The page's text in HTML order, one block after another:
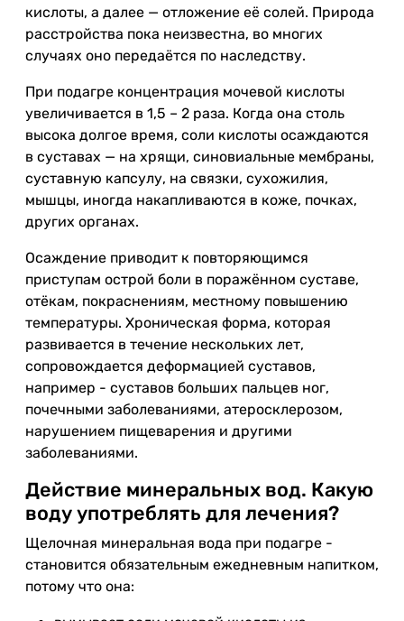
кислоты, а далее — отложение её солей. Природа
расстройства пока неизвестна, во многих
случаях оно передаётся по наследству.
При подагре концентрация мочевой кислоты
увеличивается в 1,5 – 2 раза. Когда она столь
высока долгое время, соли кислоты осаждаются
в суставах — на хрящи, синовиальные мембраны,
суставную капсулу, на связки, сухожилия,
мышцы, иногда накапливаются в коже, почках,
других органах.
Осаждение приводит к повторяющимся
приступам острой боли в поражённом суставе,
отёкам, покраснениям, местному повышению
температуры. Хроническая форма, которая
развивается в течение нескольких лет,
сопровождается деформацией суставов,
например - суставов больших пальцев ног,
почечными заболеваниями, атеросклерозом,
нарушением пищеварения и другими
заболеваниями.
Действие минеральных вод. Какую
воду употреблять для лечения?
Щелочная минеральная вода при подагре -
становится обязательным ежедневным напитком,
потому что она: